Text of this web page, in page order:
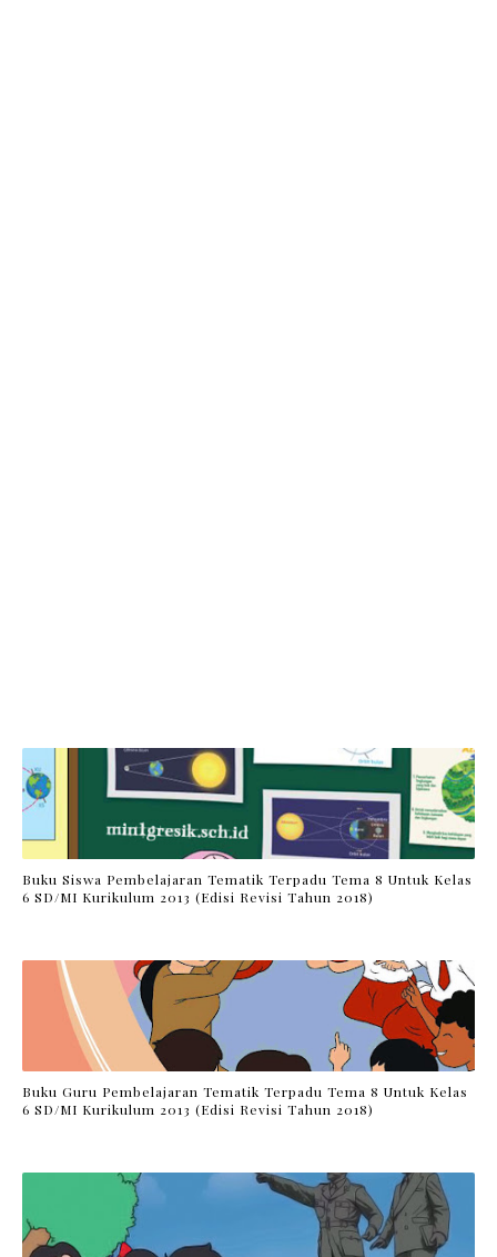
Buku Siswa Pembelajaran Tematik Terpadu Tema 8 Untuk Kelas
6 SD/MI Kurikulum 2013 (Edisi Revisi Tahun 2018)
Buku Guru Pembelajaran Tematik Terpadu Tema 8 Untuk Kelas
6 SD/MI Kurikulum 2013 (Edisi Revisi Tahun 2018)